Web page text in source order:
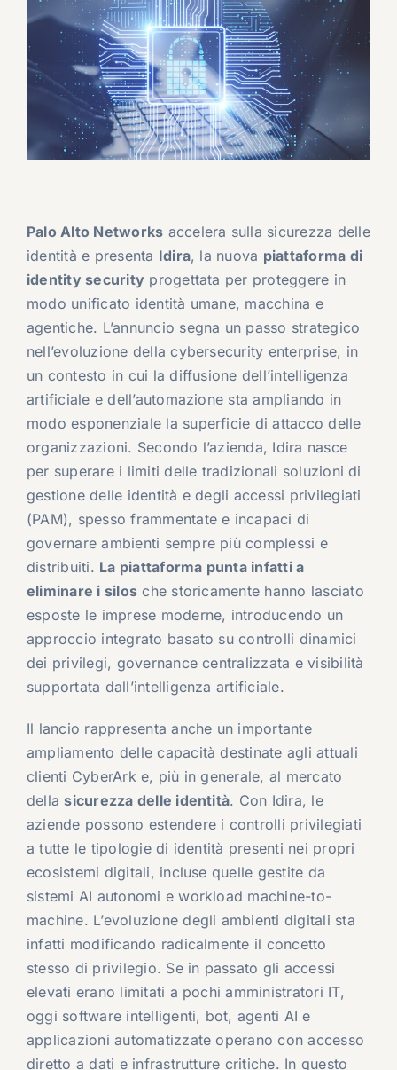
Palo Alto Networks accelera sulla sicurezza delle
identità e presenta Idira, la nuova piattaforma di
identity security progettata per proteggere in
modo unificato identità umane, macchina e
agentiche. L’annuncio segna un passo strategico
nell’evoluzione della cybersecurity enterprise, in
un contesto in cui la diffusione dell’intelligenza
artificiale e dell’automazione sta ampliando in
modo esponenziale la superficie di attacco delle
organizzazioni. Secondo l’azienda, Idira nasce
per superare i limiti delle tradizionali soluzioni di
gestione delle identità e degli accessi privilegiati
(PAM), spesso frammentate e incapaci di
governare ambienti sempre più complessi e
distribuiti. La piattaforma punta infatti a
eliminare i silos che storicamente hanno lasciato
esposte le imprese moderne, introducendo un
approccio integrato basato su controlli dinamici
dei privilegi, governance centralizzata e visibilità
supportata dall’intelligenza artificiale.
Il lancio rappresenta anche un importante
ampliamento delle capacità destinate agli attuali
clienti CyberArk e, più in generale, al mercato
della sicurezza delle identità. Con Idira, le
aziende possono estendere i controlli privilegiati
a tutte le tipologie di identità presenti nei propri
ecosistemi digitali, incluse quelle gestite da
sistemi AI autonomi e workload machine-to-
machine. L’evoluzione degli ambienti digitali sta
infatti modificando radicalmente il concetto
stesso di privilegio. Se in passato gli accessi
elevati erano limitati a pochi amministratori IT,
oggi software intelligenti, bot, agenti AI e
applicazioni automatizzate operano con accesso
diretto a dati e infrastrutture critiche. In questo